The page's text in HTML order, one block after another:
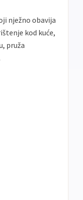
Jednokratno
Jednokratno
nježno obavija
kod kuće,
pruža